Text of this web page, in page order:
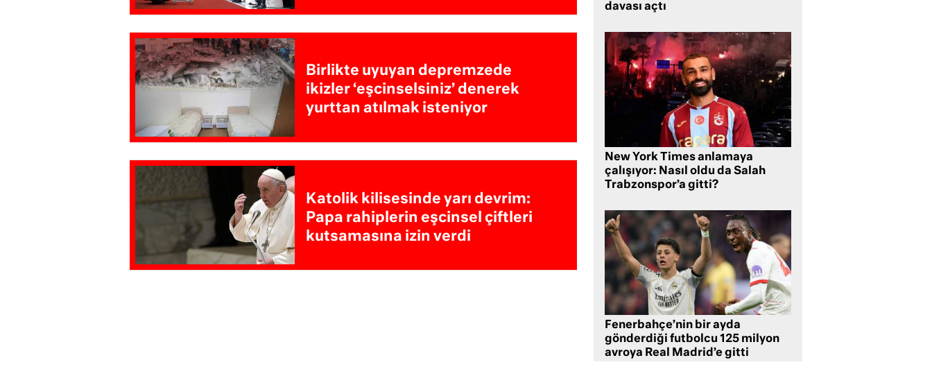
Birlikte uyuyan depremzede
ikizler ‘eşcinselsiniz’ denerek
yurttan atılmak isteniyor
Katolik kilisesinde yarı devrim:
Papa rahiplerin eşcinsel çiftleri
kutsamasına izin verdi
davası açtı
New York Times anlamaya
çalışıyor: Nasıl oldu da Salah
Trabzonspor’a gitti?
Fenerbahçe’nin bir ayda
gönderdiği futbolcu 125 milyon
avroya Real Madrid’e gitti